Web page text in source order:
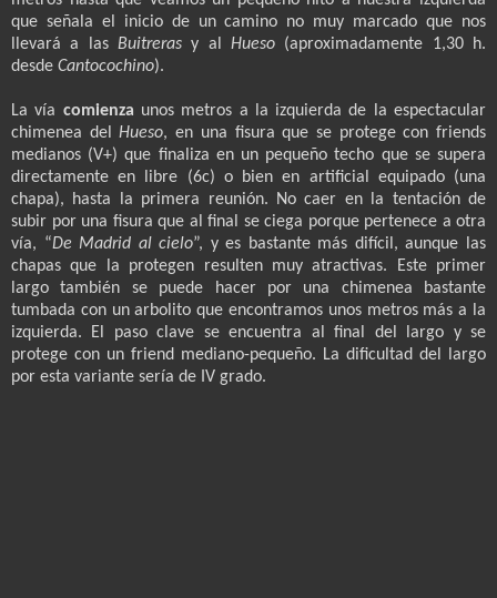
que señala el inicio de un camino no muy marcado que nos
llevará a las Buitreras y al Hueso (aproximadamente 1,30 h.
desde Cantocochino).
La vía comienza unos metros a la izquierda de la espectacular
chimenea delHueso, en una fisura que se protege con friends
medianos (V+) que finaliza en un pequeño techo que se supera
directamente en libre (6c) o bien en artificial equipado (una
chapa), hasta la primera reunión. No caer en la tentación de
subir por una fisura que al final se ciega porque pertenece a otra
vía, “De Madrid al cielo”, y es bastante más difícil, aunque las
chapas que la protegen resulten muy atractivas. Este primer
largo también se puede hacer por una chimenea bastante
tumbada con un arbolito que encontramos unos metros más a la
izquierda. El paso clave se encuentra al final del largo y se
protege con un friend mediano-pequeño. La dificultad del largo
por esta variante sería de IV grado.